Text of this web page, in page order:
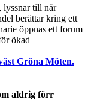
lyssnar till när
berättar kring ett
öppnas ett forum
ökad
Gröna Möten.
aldrig förr